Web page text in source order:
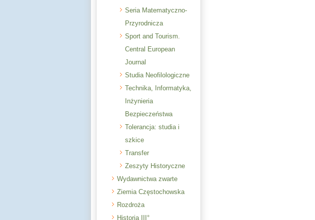
Seria Matematyczno-
Przyrodnicza
Sport and Tourism.
Central European
Journal
Studia Neofilologiczne
Technika, Informatyka,
Inżynieria
Bezpieczeństwa
Tolerancja: studia i
szkice
Transfer
Zeszyty Historyczne
Wydawnictwa zwarte
Ziemia Częstochowska
Rozdroża
Historia III°